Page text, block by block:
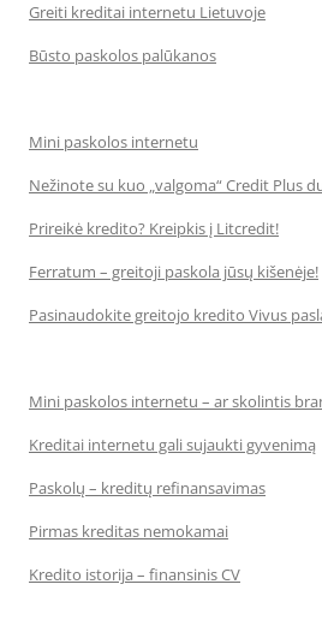
Greiti kreditai internetu Lietuvoje
Būsto paskolos palūkanos
Mini paskolos internetu
Nežinote su kuo „valgoma“ Credit Plus
Prireikė kredito? Kreipkis į Litcredit!
Ferratum – greitoji paskola jūsų kišenėje!
Pasinaudokite greitojo kredito Vivus
Mini paskolos internetu – ar skolintis
Kreditai internetu gali sujaukti gyvenimą
Paskolų – kreditų refinansavimas
Pirmas kreditas nemokamai
Kredito istorija – finansinis CV